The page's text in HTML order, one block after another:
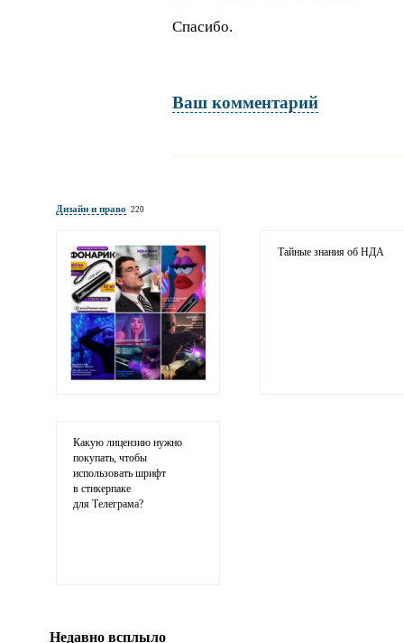
Спасибо.
Ваш комментарий
Дизайн и право 220
Тайные знания об НДА
Какую лицензию нужно
покупать, чтобы
использовать шрифт
в стикерпаке
для Телеграма?
Недавно всплыло